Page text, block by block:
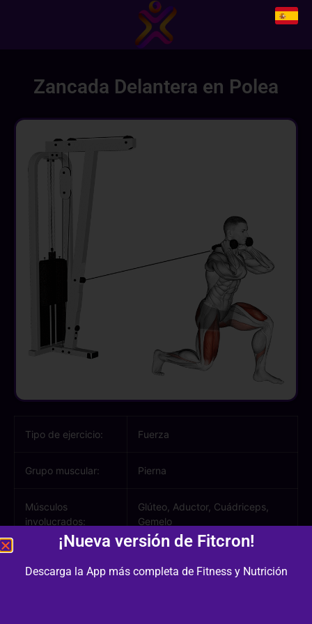
Zancada Delantera en Polea
Tipo de ejercicio: Fuerza
Grupo muscular: Pierna
Músculos
involucrados:
Glúteo, Aductor, Cuádriceps,
Gemelo
Material:
¡Nueva versión de Fitcron!
Descarga la App más completa de Fitness y Nutrición